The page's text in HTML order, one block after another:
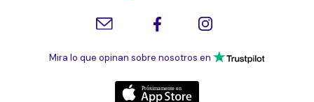
Mira lo que opinan sobre nosotros en